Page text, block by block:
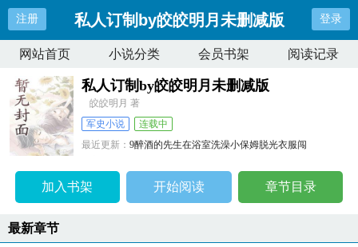
注册 私人订制by皎皎明月未删减版 登录
网站首页 小说分类 会员书架 阅读记录
私人订制by皎皎明月未删减版
皎皎明月 著
军史小说
连载中
最近更新：9醉酒的先生在浴室洗澡小保姆脱光衣服闯
加入书架 开始阅读 章节目录
最新章节